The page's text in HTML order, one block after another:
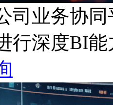
司业务协
行深度BI能